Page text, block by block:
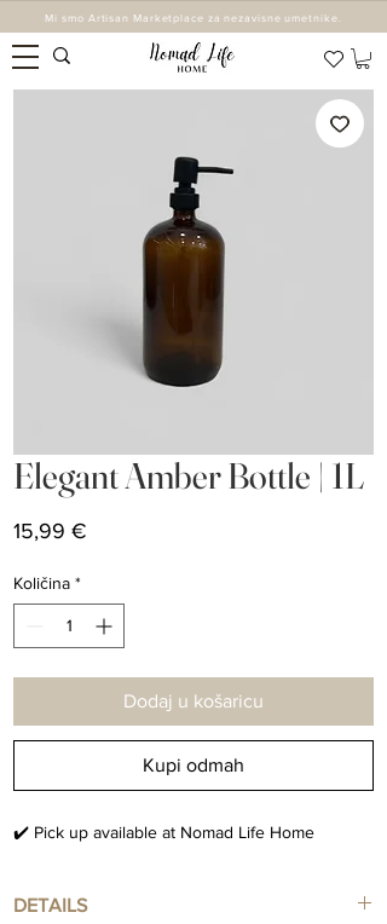
Mi smo Artisan Marketplace za nezavisne umetnike.
Elegant Amber Bottle | 1L
15,99 €
Količina *
Dodaj u košaricu
Kupi odmah
✔️ Pick up available at Nomad Life Home
DETAILS